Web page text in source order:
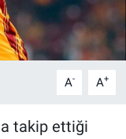
A- A+
takip ettiği